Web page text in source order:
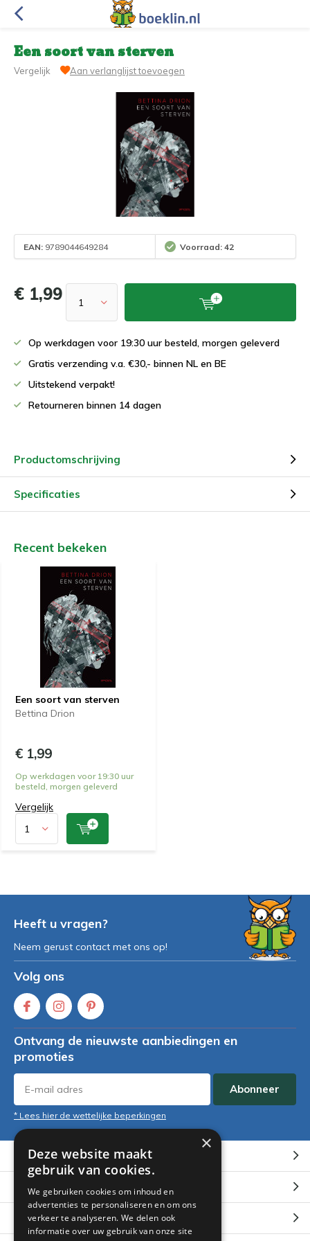
Een soort van sterven
Vergelijk Aan verlanglijst toevoegen
EAN: 9789044649284 Voorraad: 42
€ 1,99
Op werkdagen voor 19:30 uur besteld, morgen geleverd
Gratis verzending v.a. €30,- binnen NL en BE
Uitstekend verpakt!
Retourneren binnen 14 dagen
Productomschrijving
Specificaties
Recent bekeken
Een soort van sterven
Bettina Drion
€ 1,99
Op werkdagen voor 19:30 uur
besteld, morgen geleverd
Vergelijk
Heeft u vragen?
Neem gerust contact met ons op!
Volg ons
Ontvang de nieuwste aanbiedingen en
promoties
Abonneer
* Lees hier de wettelijke beperkingen
Klantenservice
Mijn account
Categorieën
×
Deze website maakt
gebruik van cookies.
We gebruiken cookies om inhoud en
advertenties te personaliseren en om ons
verkeer te analyseren. We delen ook
informatie over uw gebruik van onze site